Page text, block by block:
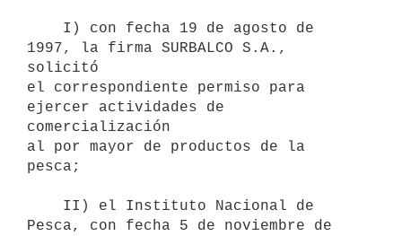
1997, la firma SURBALCO S.A.,
solicitó
el correspondiente permiso para
ejercer actividades de
comercialización
al por mayor de productos de la
pesca;
Pesca, con fecha 5 de noviembre de